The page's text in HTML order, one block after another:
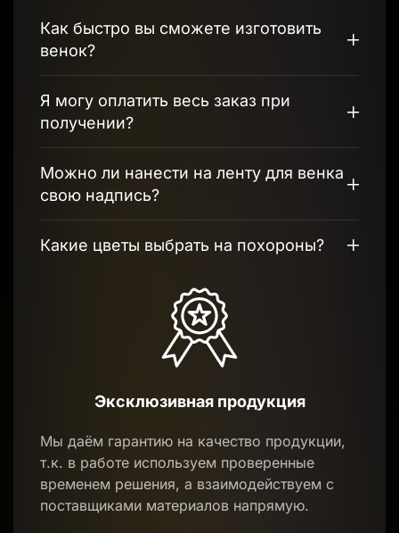
Как быстро вы сможете изготовить
венок?
Я могу оплатить весь заказ при
получении?
Можно ли нанести на ленту для венка
свою надпись?
Какие цветы выбрать на похороны?
Эксклюзивная продукция
Мы даём гарантию на качество продукции,
т.к. в работе используем проверенные
временем решения, а взаимодействуем с
поставщиками материалов напрямую.